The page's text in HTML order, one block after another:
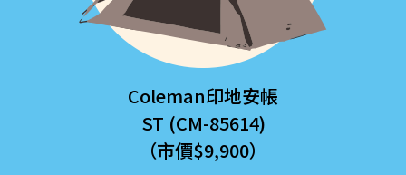
Coleman印地安帳
ST (CM-85614)
（市價$9,900）